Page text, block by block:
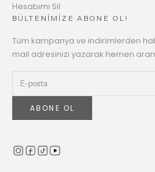
Hesabımı Sil
BÜLTENİMİZE ABONE OL!
Tüm kampanya ve indirimlerden
mail adresinizi yazarak hemen
ABONE OL